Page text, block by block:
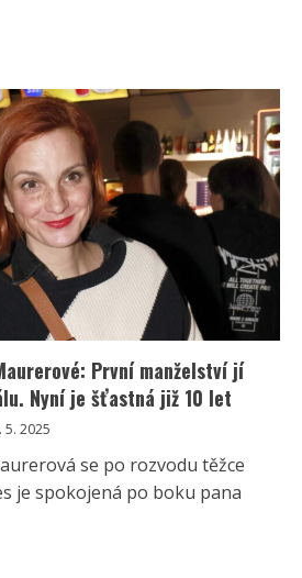
První manželství jí
Nyní je šťastná již 10 let
5. 2025
se po rozvodu těžce
je spokojená po boku pana